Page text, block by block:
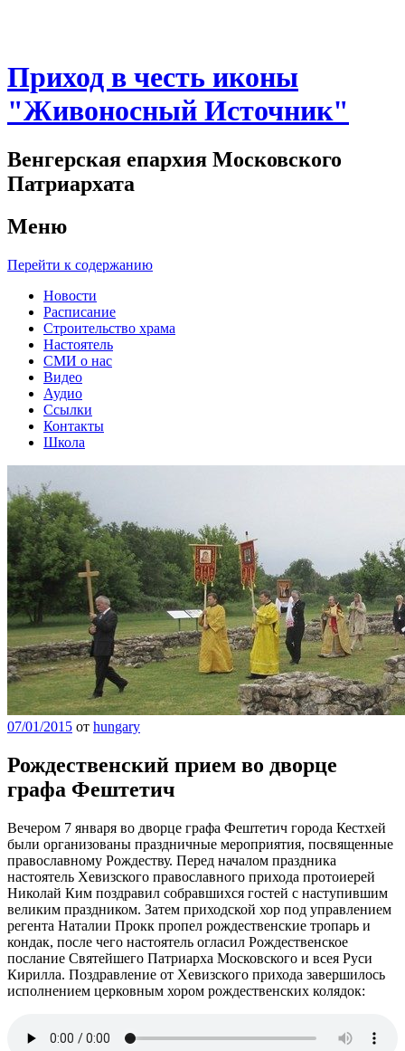
Приход в честь иконы
"Живоносный Источник"
Венгерская епархия Московского
Патриархата
Меню
Перейти к содержанию
Новости
Расписание
Строительство храма
Настоятель
СМИ о нас
Видео
Аудио
Ссылки
Контакты
Школа
07/01/2015 от hungary
Рождественский прием во дворце
графа Фештетич
Вечером 7 января во дворце графа Фештетич города Кестхей
были организованы праздничные мероприятия, посвященные
православному Рождеству. Перед началом праздника
настоятель Хевизского православного прихода протоиерей
Николай Ким поздравил собравшихся гостей с наступившим
великим праздником. Затем приходской хор под управлением
регента Наталии Прокк пропел рождественские тропарь и
кондак, после чего настоятель огласил Рождественское
послание Святейшего Патриарха Московского и всея Руси
Кирилла. Поздравление от Хевизского прихода завершилось
исполнением церковным хором рождественских колядок: